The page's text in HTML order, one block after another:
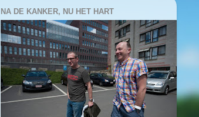
NA DE KANKER, NU HET HART